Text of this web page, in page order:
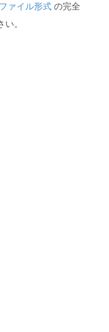
ァイル形式 の完全
。